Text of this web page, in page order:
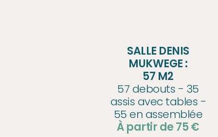
SALLE DENIS
MUKWEGE :
57 M2
57 debouts - 35
assis avec tables -
55 en assemblée
À partir de 75 €